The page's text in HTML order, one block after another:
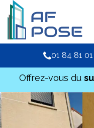
01 84 81
Offrez-vous du